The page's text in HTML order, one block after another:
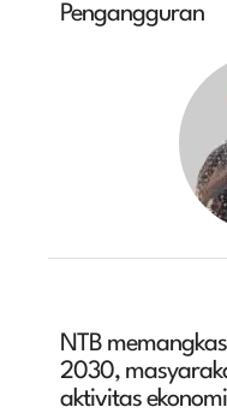
Pengangguran
NTB
2030,
aktivitas ekonomi